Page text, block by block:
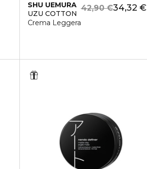
SHU UEMURA
UZU COTTON
Crema Leggera
34,32 €
42,90 €